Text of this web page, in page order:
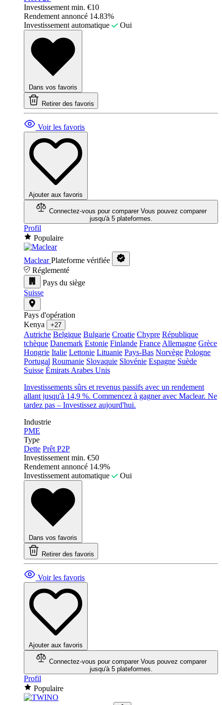
Investissement min. €10
Rendement annoncé 14.83%
Investissement automatique
Oui
Dans vos favoris
Retirer des favoris
Voir les favoris
Ajouter aux favoris
Connectez-vous pour comparer Vous pouvez comparer
jusqu'à 5 plateformes.
Profil
Populaire
Maclear Plateforme vérifiée
Réglementé
Pays du siège
Suisse
Pays d'opération
Kenya
+27
Autriche Belgique Bulgarie Croatie Chypre République
tchèque Danemark Estonie Finlande France Allemagne Grèce
Hongrie Italie Lettonie Lituanie Pays-Bas Norvège Pologne
Portugal Roumanie Slovaquie Slovénie Espagne Suède
Suisse Émirats Arabes Unis
Investissements sûrs et revenus passifs avec un rendement
allant jusqu'à 14,9 %. Commencez à gagner avec Maclear. Ne
tardez pas – Investissez aujourd'hui.
Industrie
PME
Type
Dette Prêt P2P
Investissement min. €50
Rendement annoncé 14.9%
Investissement automatique
Oui
Dans vos favoris
Retirer des favoris
Voir les favoris
Ajouter aux favoris
Connectez-vous pour comparer Vous pouvez comparer
jusqu'à 5 plateformes.
Profil
Populaire